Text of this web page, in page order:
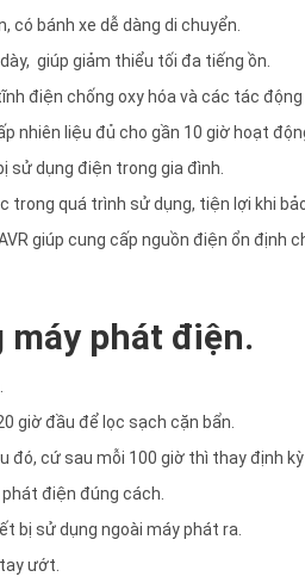
bánh xe dễ dàng di chuyển.
giúp giảm thiểu tối đa tiếng ồn.
điện chống oxy hóa và các tác
nhiên liệu đủ cho gần 10 giờ hoạt
sử dụng điện trong gia đình.
trong quá trình sử dụng, tiện lợi khi
giúp cung cấp nguồn điện ổn định
phát điện.
giờ đầu để lọc sạch cặn bẩn.
cứ sau mỗi 100 giờ thì thay định kỳ
điện đúng cách.
bị sử dụng ngoài máy phát ra.
ướt.